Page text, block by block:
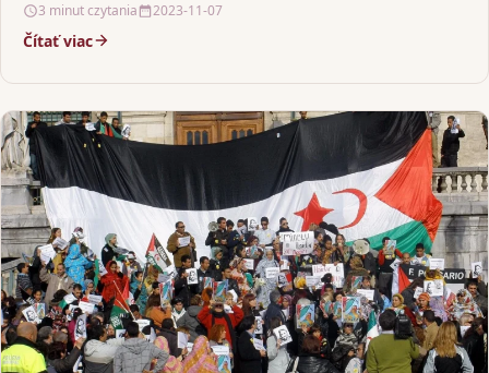
3 minut czytania 2023-11-07
Čítať viac